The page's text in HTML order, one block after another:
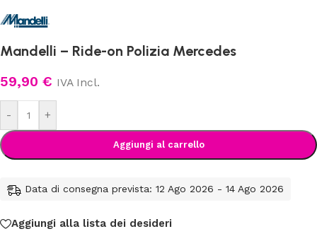
Mandelli – Ride-on Polizia Mercedes
59,90 € IVA Incl.
- +
Aggiungi al carrello
Data di consegna prevista: 12 Ago 2026 - 14 Ago 2026
Aggiungi alla lista dei desideri